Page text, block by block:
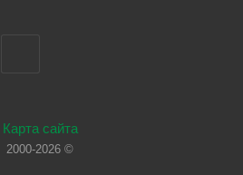
Карта сайта
2000-2026 ©